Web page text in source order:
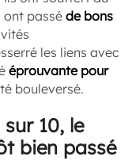
ont passé de bons
les liens avec
éprouvante pour
bouleversé.
10, le
bien passé